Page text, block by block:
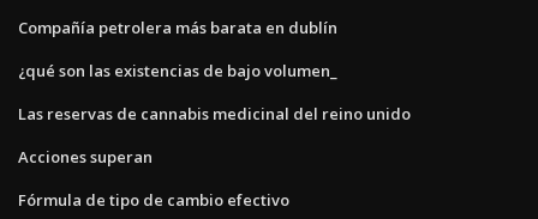
Compañía petrolera más barata en dublín
¿qué son las existencias de bajo volumen_
Las reservas de cannabis medicinal del reino unido
Acciones superan
Fórmula de tipo de cambio efectivo